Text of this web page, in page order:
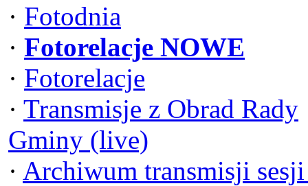
· Fotodnia
· Fotorelacje NOWE
· Fotorelacje
· Transmisje z Obrad Rady
Gminy (live)
· Archiwum transmisji